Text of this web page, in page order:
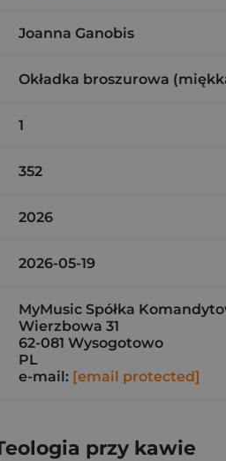
Joanna Ganobis
Okładka broszurowa
1
352
2026
2026-05-19
MyMusic Spółka
Wierzbowa 31
62-081 Wysogotowo
PL
e-mail: [email protected]
przy kawie